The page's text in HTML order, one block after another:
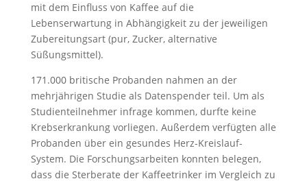
mit dem Einfluss von Kaffee auf die
Lebenserwartung in Abhängigkeit zu der jeweiligen
Zubereitungsart (pur, Zucker, alternative
Süßungsmittel).
171.000 britische Probanden nahmen an der
mehrjährigen Studie als Datenspender teil. Um als
Studienteilnehmer infrage kommen, durfte keine
Krebserkrankung vorliegen. Außerdem verfügten alle
Probanden über ein gesundes Herz-Kreislauf-
System. Die Forschungsarbeiten konnten belegen,
dass die Sterberate der Kaffeetrinker im Vergleich zu